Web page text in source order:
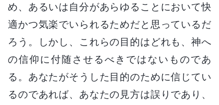
め、あるいは自分があらゆることにおいて快
適かつ気楽でいられるためだと思っているだ
ろう。しかし、これらの目的はどれも、神へ
の信仰に付随させるべきではないものであ
る。あなたがそうした目的のために信じてい
るのであれば、あなたの見方は誤りであり、